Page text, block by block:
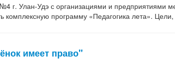
Улан-Удэ с организациями и предприятиями
комплексную программу «Педагогика лета».
имеет право"